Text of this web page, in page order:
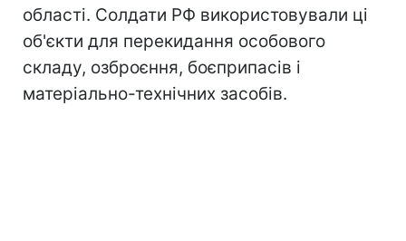
області. Солдати РФ використовували ці
об'єкти для перекидання особового
складу, озброєння, боєприпасів і
матеріально-технічних засобів.